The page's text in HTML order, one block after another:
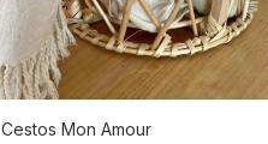
Cestos Mon Amour